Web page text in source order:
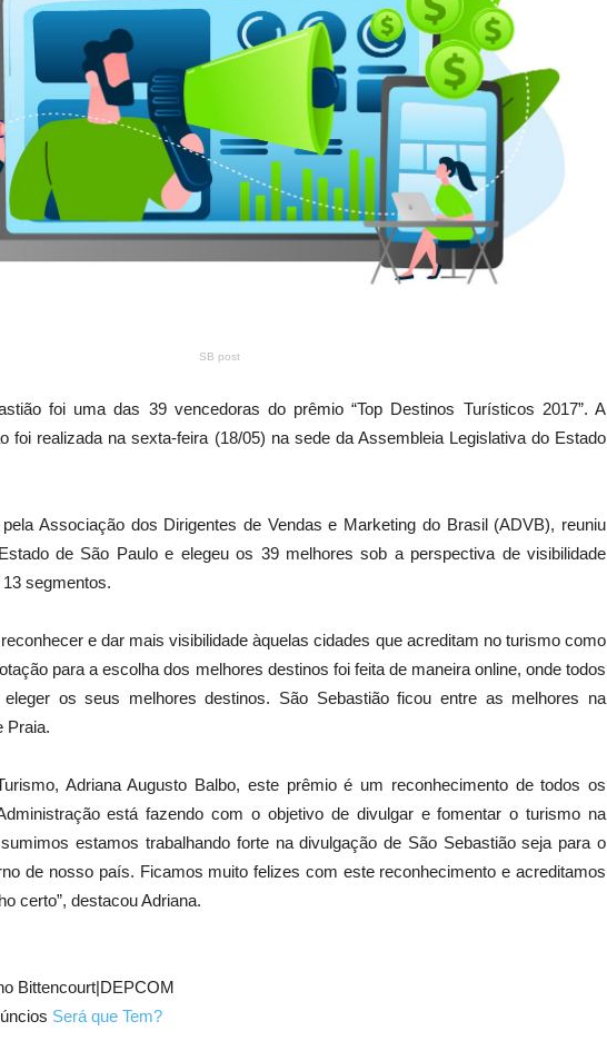
SB post
foi uma das 39 vencedoras do prêmio “Top Destinos Turísticos 2017”. A
foi realizada na sexta-feira (18/05) na sede da Assembleia Legislativa do Estado
Associação dos Dirigentes de Vendas e Marketing do Brasil (ADVB), reuniu
de São Paulo e elegeu os 39 melhores sob a perspectiva de visibilidade
segmentos.
e dar mais visibilidade àquelas cidades que acreditam no turismo como
para a escolha dos melhores destinos foi feita de maneira online, onde todos
os seus melhores destinos. São Sebastião ficou entre as melhores na
Praia.
Adriana Augusto Balbo, este prêmio é um reconhecimento de todos os
está fazendo com o objetivo de divulgar e fomentar o turismo na
estamos trabalhando forte na divulgação de São Sebastião seja para o
de nosso país. Ficamos muito felizes com este reconhecimento e acreditamos
certo”, destacou Adriana.
Bittencourt|DEPCOM
Será que Tem?